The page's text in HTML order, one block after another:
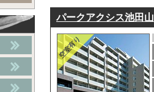
パークアクシス池田山